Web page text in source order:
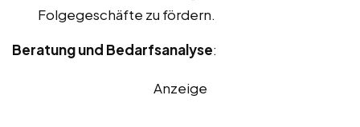
Folgegeschäfte zu fördern.
Beratung und Bedarfsanalyse:
Anzeige